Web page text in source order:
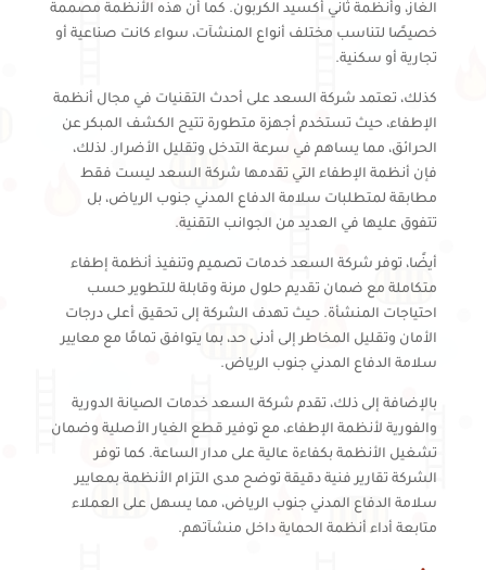
الغاز، وأنظمة ثاني أكسيد الكربون. كما أن هذه الأنظمة مصممة
خصيصًا لتناسب مختلف أنواع المنشآت، سواء كانت صناعية أو
تجارية أو سكنية.
كذلك، تعتمد شركة السعد على أحدث التقنيات في مجال أنظمة
الإطفاء، حيث تستخدم أجهزة متطورة تتيح الكشف المبكر عن
الحرائق، مما يساهم في سرعة التدخل وتقليل الأضرار. لذلك،
فإن أنظمة الإطفاء التي تقدمها شركة السعد ليست فقط
مطابقة لمتطلبات سلامة الدفاع المدني جنوب الرياض، بل
تتفوق عليها في العديد من الجوانب التقنية.
أيضًا، توفر شركة السعد خدمات تصميم وتنفيذ أنظمة إطفاء
متكاملة مع ضمان تقديم حلول مرنة وقابلة للتطوير حسب
احتياجات المنشأة. حيث تهدف الشركة إلى تحقيق أعلى درجات
الأمان وتقليل المخاطر إلى أدنى حد، بما يتوافق تمامًا مع معايير
سلامة الدفاع المدني جنوب الرياض.
بالإضافة إلى ذلك، تقدم شركة السعد خدمات الصيانة الدورية
والفورية لأنظمة الإطفاء، مع توفير قطع الغيار الأصلية وضمان
تشغيل الأنظمة بكفاءة عالية على مدار الساعة. كما توفر
الشركة تقارير فنية دقيقة توضح مدى التزام الأنظمة بمعايير
سلامة الدفاع المدني جنوب الرياض، مما يسهل على العملاء
متابعة أداء أنظمة الحماية داخل منشآتهم.